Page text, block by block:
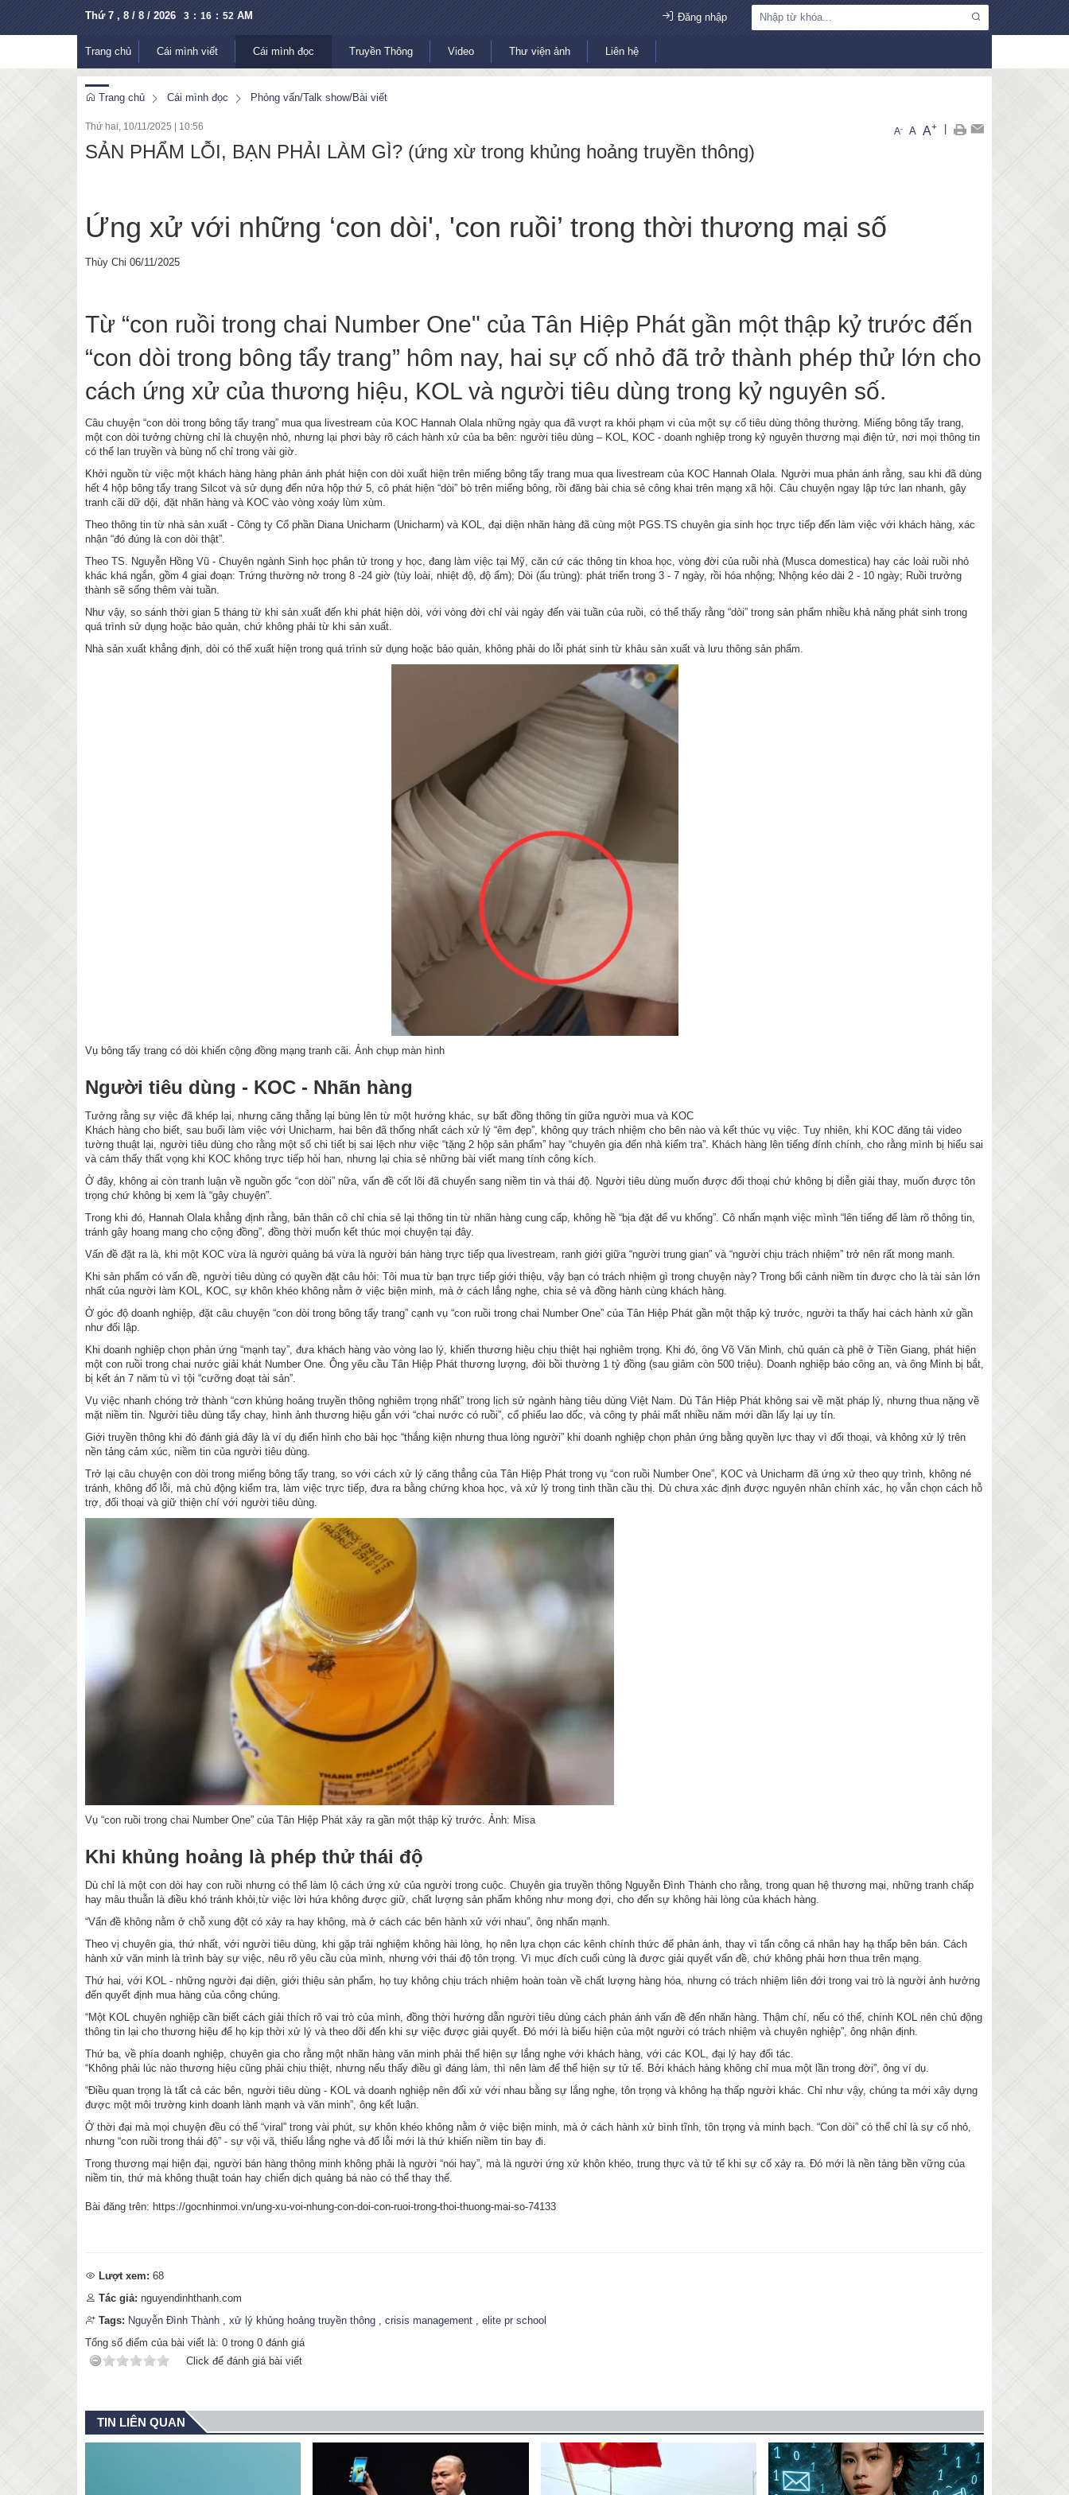
Thứ 7 , 8 / 8 / 2026 3 : 16 : 53 AM Đăng nhập
Trang chủ Cái mình viết Cái mình đọc Truyền Thông Video Thư viện ảnh Liên hệ
Trang chủ Cái mình đọc Phỏng vấn/Talk show/Bài viết
Thứ hai, 10/11/2025 10:56 A- A A+
SẢN PHẨM LỖI, BẠN PHẢI LÀM GÌ? (ứng xừ trong khủng hoảng truyền thông)
Ứng xử với những ‘con dòi', 'con ruồi’ trong thời thương mại số
Thùy Chi 06/11/2025
Từ “con ruồi trong chai Number One" của Tân Hiệp Phát gần một thập kỷ trước đến
“con dòi trong bông tẩy trang” hôm nay, hai sự cố nhỏ đã trở thành phép thử lớn cho
cách ứng xử của thương hiệu, KOL và người tiêu dùng trong kỷ nguyên số.
Câu chuyện “con dòi trong bông tẩy trang” mua qua livestream của KOC Hannah Olala những ngày qua đã vượt ra khỏi phạm vi của một sự cố tiêu dùng thông thường. Miếng bông tẩy trang,
một con dòi tưởng chừng chỉ là chuyện nhỏ, nhưng lại phơi bày rõ cách hành xử của ba bên: người tiêu dùng – KOL, KOC - doanh nghiệp trong kỷ nguyên thương mại điện tử, nơi mọi thông tin
có thể lan truyền và bùng nổ chỉ trong vài giờ.
Khởi nguồn từ việc một khách hàng hàng phản ánh phát hiện con dòi xuất hiện trên miếng bông tẩy trang mua qua livestream của KOC Hannah Olala. Người mua phản ánh rằng, sau khi đã dùng
hết 4 hộp bông tẩy trang Silcot và sử dụng đến nửa hộp thứ 5, cô phát hiện “dòi” bò trên miếng bông, rồi đăng bài chia sẻ công khai trên mạng xã hội. Câu chuyện ngay lập tức lan nhanh, gây
tranh cãi dữ dội, đặt nhãn hàng và KOC vào vòng xoáy lùm xùm.
Theo thông tin từ nhà sản xuất - Công ty Cổ phần Diana Unicharm (Unicharm) và KOL, đại diện nhãn hàng đã cùng một PGS.TS chuyên gia sinh học trực tiếp đến làm việc với khách hàng, xác
nhận “đó đúng là con dòi thật”.
Theo TS. Nguyễn Hồng Vũ - Chuyên ngành Sinh học phân tử trong y học, đang làm việc tại Mỹ, căn cứ các thông tin khoa học, vòng đời của ruồi nhà (Musca domestica) hay các loài ruồi nhỏ
khác khá ngắn, gồm 4 giai đoạn: Trứng thường nở trong 8 -24 giờ (tùy loài, nhiệt độ, độ ẩm); Dòi (ấu trùng): phát triển trong 3 - 7 ngày, rồi hóa nhộng; Nhộng kéo dài 2 - 10 ngày; Ruồi trưởng
thành sẽ sống thêm vài tuần.
Như vậy, so sánh thời gian 5 tháng từ khi sản xuất đến khi phát hiện dòi, với vòng đời chỉ vài ngày đến vài tuần của ruồi, có thể thấy rằng “dòi” trong sản phẩm nhiều khả năng phát sinh trong
quá trình sử dụng hoặc bảo quản, chứ không phải từ khi sản xuất.
Nhà sản xuất khẳng định, dòi có thể xuất hiện trong quá trình sử dụng hoặc bảo quản, không phải do lỗi phát sinh từ khâu sản xuất và lưu thông sản phẩm.
Vụ bông tẩy trang có dòi khiến cộng đồng mạng tranh cãi. Ảnh chụp màn hình
Người tiêu dùng - KOC - Nhãn hàng
Tưởng rằng sự việc đã khép lại, nhưng căng thẳng lại bùng lên từ một hướng khác, sự bất đồng thông tin giữa người mua và KOC
Khách hàng cho biết, sau buổi làm việc với Unicharm, hai bên đã thống nhất cách xử lý “êm đẹp”, không quy trách nhiệm cho bên nào và kết thúc vụ việc. Tuy nhiên, khi KOC đăng tải video
tường thuật lại, người tiêu dùng cho rằng một số chi tiết bị sai lệch như việc “tặng 2 hộp sản phẩm” hay “chuyên gia đến nhà kiểm tra”. Khách hàng lên tiếng đính chính, cho rằng mình bị hiểu sai
và cảm thấy thất vọng khi KOC không trực tiếp hỏi han, nhưng lại chia sẻ những bài viết mang tính công kích.
Ở đây, không ai còn tranh luận về nguồn gốc “con dòi” nữa, vấn đề cốt lõi đã chuyển sang niềm tin và thái độ. Người tiêu dùng muốn được đối thoại chứ không bị diễn giải thay, muốn được tôn
trọng chứ không bị xem là “gây chuyện”.
Trong khi đó, Hannah Olala khẳng định rằng, bản thân cô chỉ chia sẻ lại thông tin từ nhãn hàng cung cấp, không hề “bịa đặt để vu khống”. Cô nhấn mạnh việc mình “lên tiếng để làm rõ thông tin,
tránh gây hoang mang cho cộng đồng”, đồng thời muốn kết thúc mọi chuyện tại đây.
Vấn đề đặt ra là, khi một KOC vừa là người quảng bá vừa là người bán hàng trực tiếp qua livestream, ranh giới giữa “người trung gian” và “người chịu trách nhiệm” trở nên rất mong manh.
Khi sản phẩm có vấn đề, người tiêu dùng có quyền đặt câu hỏi: Tôi mua từ bạn trực tiếp giới thiệu, vậy bạn có trách nhiệm gì trong chuyện này? Trong bối cảnh niềm tin được cho là tài sản lớn
nhất của người làm KOL, KOC, sự khôn khéo không nằm ở việc biện minh, mà ở cách lắng nghe, chia sẻ và đồng hành cùng khách hàng.
Ở góc độ doanh nghiệp, đặt câu chuyện “con dòi trong bông tẩy trang” cạnh vụ “con ruồi trong chai Number One” của Tân Hiệp Phát gần một thập kỷ trước, người ta thấy hai cách hành xử gần
như đối lập.
Khi doanh nghiệp chọn phản ứng “mạnh tay”, đưa khách hàng vào vòng lao lý, khiến thương hiệu chịu thiệt hại nghiêm trọng. Khi đó, ông Võ Văn Minh, chủ quán cà phê ở Tiền Giang, phát hiện
một con ruồi trong chai nước giải khát Number One. Ông yêu cầu Tân Hiệp Phát thương lượng, đòi bồi thường 1 tỷ đồng (sau giảm còn 500 triệu). Doanh nghiệp báo công an, và ông Minh bị bắt,
bị kết án 7 năm tù vì tội “cưỡng đoạt tài sản”.
Vụ việc nhanh chóng trở thành “cơn khủng hoảng truyền thông nghiêm trọng nhất” trong lịch sử ngành hàng tiêu dùng Việt Nam. Dù Tân Hiệp Phát không sai về mặt pháp lý, nhưng thua nặng về
mặt niềm tin. Người tiêu dùng tẩy chay, hình ảnh thương hiệu gắn với “chai nước có ruồi”, cổ phiếu lao dốc, và công ty phải mất nhiều năm mới dần lấy lại uy tín.
Giới truyền thông khi đó đánh giá đây là ví dụ điển hình cho bài học “thắng kiện nhưng thua lòng người” khi doanh nghiệp chọn phản ứng bằng quyền lực thay vì đối thoại, và không xử lý trên
nền tảng cảm xúc, niềm tin của người tiêu dùng.
Trở lại câu chuyện con dòi trong miếng bông tẩy trang, so với cách xử lý căng thẳng của Tân Hiệp Phát trong vụ “con ruồi Number One”, KOC và Unicharm đã ứng xử theo quy trình, không né
tránh, không đổ lỗi, mà chủ động kiểm tra, làm việc trực tiếp, đưa ra bằng chứng khoa học, và xử lý trong tinh thần cầu thị. Dù chưa xác định được nguyên nhân chính xác, họ vẫn chọn cách hỗ
trợ, đối thoại và giữ thiện chí với người tiêu dùng.
Vụ “con ruồi trong chai Number One” của Tân Hiệp Phát xảy ra gần một thập kỷ trước. Ảnh: Misa
Khi khủng hoảng là phép thử thái độ
Dù chỉ là một con dòi hay con ruồi nhưng có thể làm lộ cách ứng xử của người trong cuộc. Chuyên gia truyền thông Nguyễn Đình Thành cho rằng, trong quan hệ thương mại, những tranh chấp
hay mâu thuẫn là điều khó tránh khỏi,từ việc lời hứa không được giữ, chất lượng sản phẩm không như mong đợi, cho đến sự không hài lòng của khách hàng.
“Vấn đề không nằm ở chỗ xung đột có xảy ra hay không, mà ở cách các bên hành xử với nhau”, ông nhấn mạnh.
Theo vị chuyên gia, thứ nhất, với người tiêu dùng, khi gặp trải nghiệm không hài lòng, họ nên lựa chọn các kênh chính thức để phản ánh, thay vì tấn công cá nhân hay hạ thấp bên bán. Cách
hành xử văn minh là trình bày sự việc, nêu rõ yêu cầu của mình, nhưng với thái độ tôn trọng. Vì mục đích cuối cùng là được giải quyết vấn đề, chứ không phải hơn thua trên mạng.
Thứ hai, với KOL - những người đại diện, giới thiệu sản phẩm, họ tuy không chịu trách nhiệm hoàn toàn về chất lượng hàng hóa, nhưng có trách nhiệm liên đới trong vai trò là người ảnh hưởng
đến quyết định mua hàng của công chúng.
“Một KOL chuyên nghiệp cần biết cách giải thích rõ vai trò của mình, đồng thời hướng dẫn người tiêu dùng cách phản ánh vấn đề đến nhãn hàng. Thậm chí, nếu có thể, chính KOL nên chủ động
thông tin lại cho thương hiệu để họ kịp thời xử lý và theo dõi đến khi sự việc được giải quyết. Đó mới là biểu hiện của một người có trách nhiệm và chuyên nghiệp”, ông nhận định.
Thứ ba, về phía doanh nghiệp, chuyên gia cho rằng một nhãn hàng văn minh phải thể hiện sự lắng nghe với khách hàng, với các KOL, đại lý hay đối tác.
“Không phải lúc nào thương hiệu cũng phải chịu thiệt, nhưng nếu thấy điều gì đáng làm, thì nên làm để thể hiện sự tử tế. Bởi khách hàng không chỉ mua một lần trong đời”, ông ví dụ.
“Điều quan trọng là tất cả các bên, người tiêu dùng - KOL và doanh nghiệp nên đối xử với nhau bằng sự lắng nghe, tôn trọng và không hạ thấp người khác. Chỉ như vậy, chúng ta mới xây dựng
được một môi trường kinh doanh lành mạnh và văn minh”, ông kết luận.
Ở thời đại mà mọi chuyện đều có thể “viral” trong vài phút, sự khôn khéo không nằm ở việc biện minh, mà ở cách hành xử bình tĩnh, tôn trọng và minh bạch. “Con dòi” có thể chỉ là sự cố nhỏ,
nhưng “con ruồi trong thái độ” - sự vội vã, thiếu lắng nghe và đổ lỗi mới là thứ khiến niềm tin bay đi.
Trong thương mại hiện đại, người bán hàng thông minh không phải là người “nói hay”, mà là người ứng xử khôn khéo, trung thực và tử tế khi sự cố xảy ra. Đó mới là nền tảng bền vững của
niềm tin, thứ mà không thuật toán hay chiến dịch quảng bá nào có thể thay thế.
Bài đăng trên: https://gocnhinmoi.vn/ung-xu-voi-nhung-con-doi-con-ruoi-trong-thoi-thuong-mai-so-74133
Lượt xem: 68
Tác giả: nguyendinhthanh.com
Tags: Nguyễn Đình Thành , xử lý khủng hoảng truyền thông , crisis management , elite pr school
Tổng số điểm của bài viết là: 0 trong 0 đánh giá
Click để đánh giá bài viết
TIN LIÊN QUAN